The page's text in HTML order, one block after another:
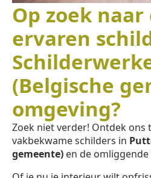
Op zoek naar
ervaren
(Belgische
omgeving?
Zoek niet verder! Ontdek ons
vakbekwame schilders in
gemeente) en de